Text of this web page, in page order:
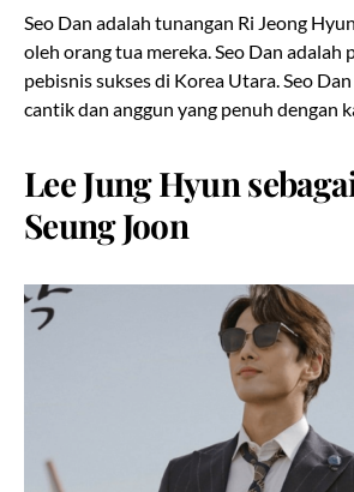
Seo Dan adalah tunangan Ri Jeong
oleh orang tua mereka. Seo Dan adalah
pebisnis sukses di Korea Utara. Seo
cantik dan anggun yang penuh dengan
Lee Jung Hyun
Seung Joon